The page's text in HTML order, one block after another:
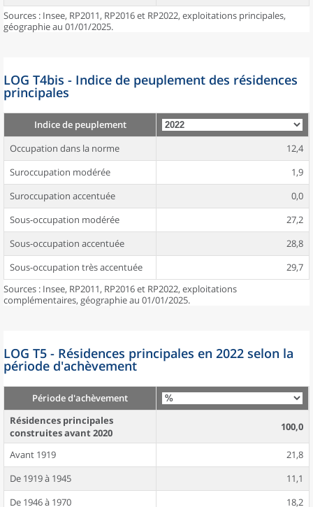
Sources : Insee, RP2011, RP2016 et RP2022, exploitations principales,
géographie au 01/01/2025.
LOG T4bis - Indice de peuplement des résidences
principales
Indice de peuplement
Occupation dans la norme
12,4
Suroccupation modérée
1,9
Suroccupation accentuée
0,0
Sous-occupation modérée
27,2
Sous-occupation accentuée
28,8
Sous-occupation très accentuée
29,7
Sources : Insee, RP2011, RP2016 et RP2022, exploitations
complémentaires, géographie au 01/01/2025.
LOG T5 - Résidences principales en 2022 selon la
période d'achèvement
Période d'achèvement
Résidences principales
construites avant 2020
100,0
Avant 1919
21,8
De 1919 à 1945
11,1
De 1946 à 1970
18,2